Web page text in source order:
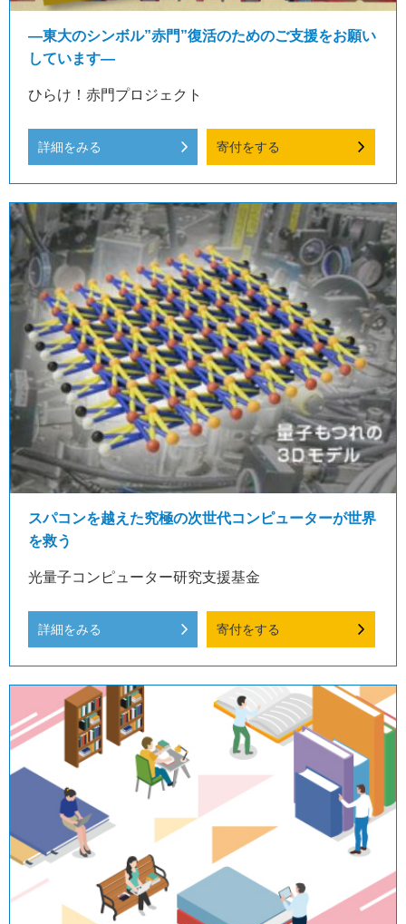
―東大のシンボル”赤門”復活のためのご支援をお願い
しています―
ひらけ！赤門プロジェクト
詳細をみる 寄付をする
スパコンを越えた究極の次世代コンピューターが世界
を救う
光量子コンピューター研究支援基金
詳細をみる 寄付をする